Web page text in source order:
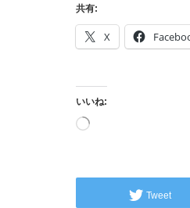
共有:
X
いいね:
読
Tweet